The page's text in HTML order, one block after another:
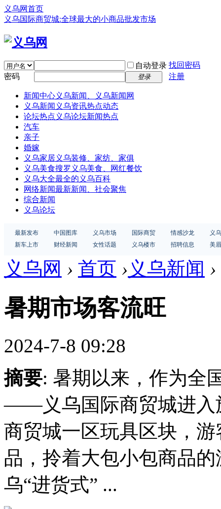
义乌网首页
义乌国际商贸城:全球最大的小商品批发市场
自动登录 找回密码
密码
登录 注册
新闻中心义乌新闻、义乌新闻网
义乌新闻 义乌资讯热点动态
论坛热点 义乌论坛新闻热点
汽车
亲子
婚嫁
义乌家居义乌装修、家纺、家俱
义乌美食搜罗义乌美食、网红餐饮
义乌大全最全的义乌百科
网络新闻最新新闻、社会聚焦
综合新闻
义乌论坛
最新发布 中国图库 义乌市场 国际商贸 情感沙龙
义
新车上市
财经新闻 女性话题 义乌楼市 招聘信息 美
义乌网 › 首页 › 义乌新闻 ›
暑期市场客流旺
2024-7-8 09:28
摘要: 暑期以来，作为全
——义乌国际商贸城进入
商贸城一区玩具区块，
品，拎着大包小包商品
乌“进货式” ...